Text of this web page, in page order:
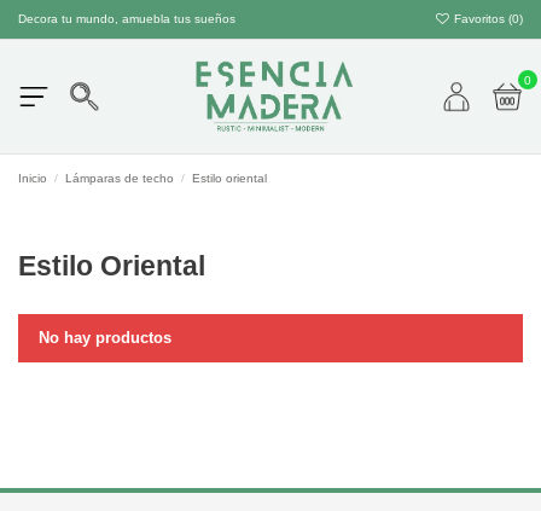
Decora tu mundo, amuebla tus sueños Favoritos (0)
0
Inicio Lámparas de techo Estilo oriental
Estilo Oriental
No hay productos